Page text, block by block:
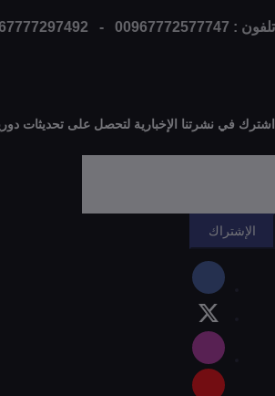
تلفون : 00967772577747 - 00967777297492
اشترك في نشرتنا الإخبارية لتحصل على تحديثات
الإشتراك